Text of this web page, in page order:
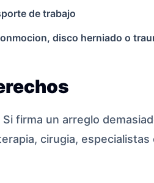
de trabajo
disco herniado o
firma un arreglo
cirugia,